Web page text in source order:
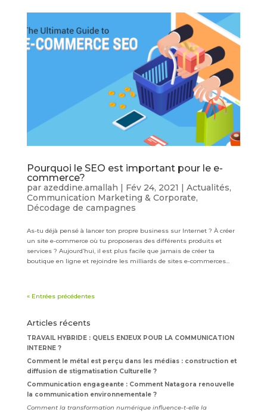
Pourquoi le SEO est important pour le e-
commerce?
par azeddine.amallah | Fév 24, 2021 | Actualités,
Communication Marketing & Corporate,
Décodage de campagnes
As-tu déjà pensé à lancer ton propre business sur Internet ? À créer
un site e-commerce où tu proposeras des différents produits et
services ? Aujourd’hui, il est plus facile que jamais de créer ta
boutique en ligne et rejoindre les milliards de sites e-commerces...
« Entrées précédentes
Articles récents
TRAVAIL HYBRIDE : QUELS ENJEUX POUR LA COMMUNICATION
INTERNE ?
Comment le métal est perçu dans les médias : construction et
diffusion de stigmatisation Culturelle ?
Communication engageante : Comment Natagora renouvelle
la communication environnementale ?
Comment la transformation numérique influence-t-elle la